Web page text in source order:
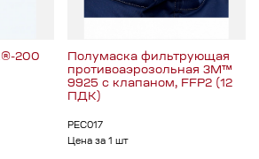
200
Полумаска фильтрующая
противоаэрозольная 3M™
9925 с клапаном, FFP2 (12
ПДК)
РЕС017
Цена за 1 шт